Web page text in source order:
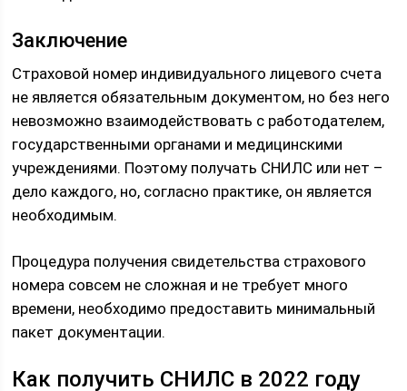
Заключение
Страховой номер индивидуального лицевого счета
не является обязательным документом, но без него
невозможно взаимодействовать с работодателем,
государственными органами и медицинскими
учреждениями. Поэтому получать СНИЛС или нет –
дело каждого, но, согласно практике, он является
необходимым.
Процедура получения свидетельства страхового
номера совсем не сложная и не требует много
времени, необходимо предоставить минимальный
пакет документации.
Как получить СНИЛС в 2022 году